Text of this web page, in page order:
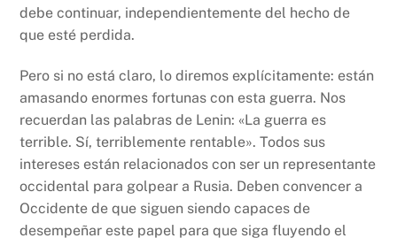
debe continuar, independientemente del hecho de
que esté perdida.
Pero si no está claro, lo diremos explícitamente: están
amasando enormes fortunas con esta guerra. Nos
recuerdan las palabras de Lenin: «La guerra es
terrible. Sí, terriblemente rentable». Todos sus
intereses están relacionados con ser un representante
occidental para golpear a Rusia. Deben convencer a
Occidente de que siguen siendo capaces de
desempeñar este papel para que siga fluyendo el